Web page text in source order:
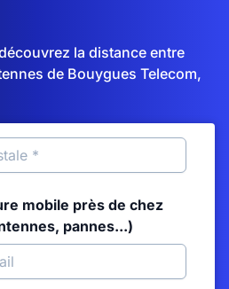
la distance entre
de Bouygues Telecom,
mobile près de chez
pannes...)